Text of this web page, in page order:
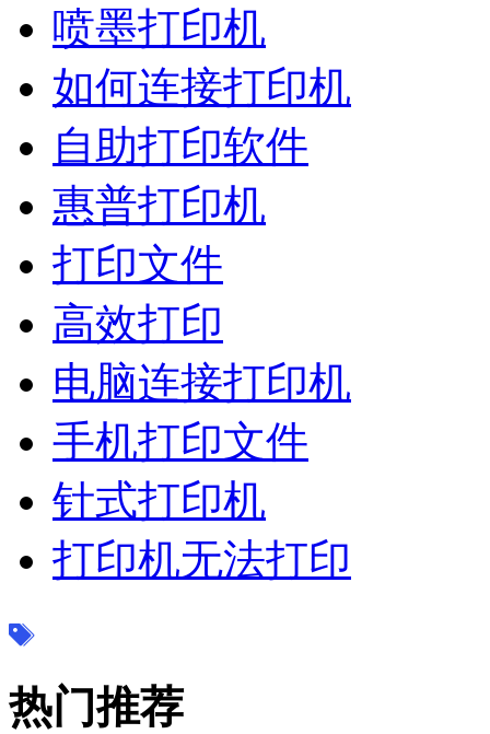
喷墨打印机
如何连接打印机
自助打印软件
惠普打印机
打印文件
高效打印
电脑连接打印机
手机打印文件
针式打印机
打印机无法打印
热门推荐